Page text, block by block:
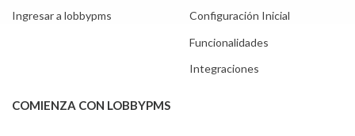
Ingresar a lobbypms
Configuración Inicial
Funcionalidades
Integraciones
COMIENZA CON LOBBYPMS